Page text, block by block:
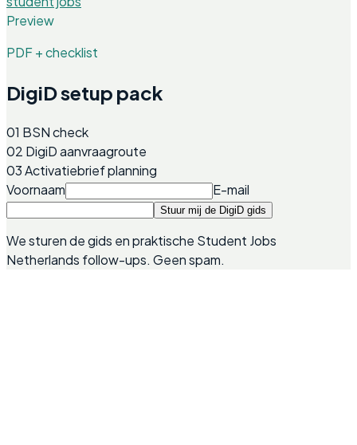
Preview
PDF + checklist
DigiD setup pack
01 BSN check
02 DigiD aanvraagroute
03Activatiebrief planning
Voornaam
E-mail
Stuur mij de DigiD gids
We sturen de gids en praktische Student Jobs
Netherlands follow-ups. Geen spam.